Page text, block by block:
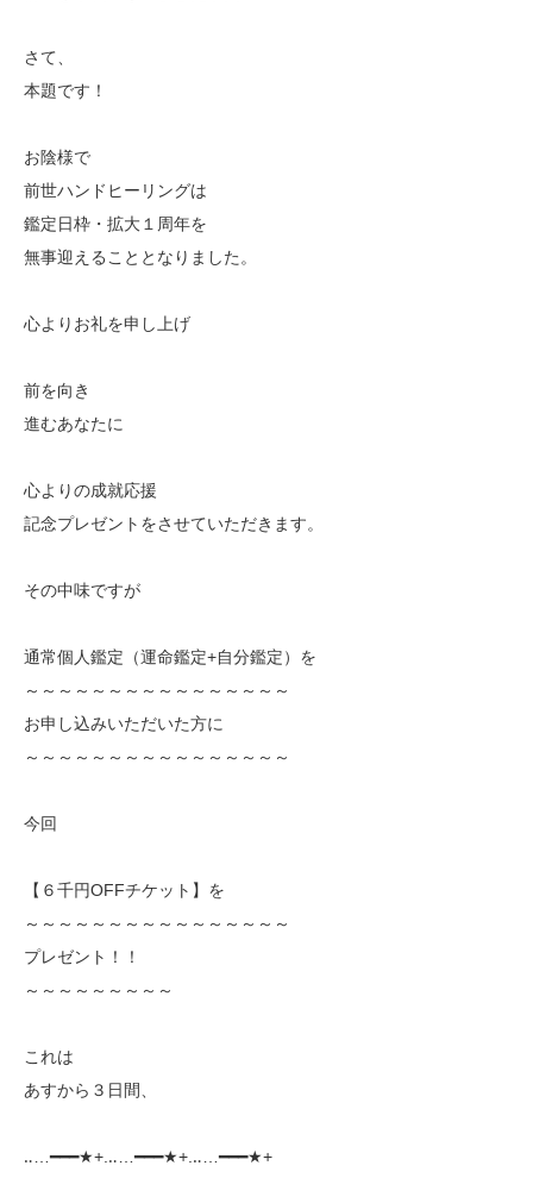
さて、
本題です！
お陰様で
前世ハンドヒーリングは
鑑定日枠・拡大１周年を
無事迎えることとなりました。
心よりお礼を申し上げ
前を向き
進むあなたに
心よりの成就応援
記念プレゼントをさせていただきます。
その中味ですが
通常個人鑑定（運命鑑定+自分鑑定）を
～～～～～～～～～～～～～～～～
お申し込みいただいた方に
～～～～～～～～～～～～～～～～
今回
【６千円OFFチケット】を
～～～～～～～～～～～～～～～～
プレゼント！！
～～～～～～～～～
これは
あすから３日間、
‥…━━━★+.‥…━━━★+.‥…━━━★+